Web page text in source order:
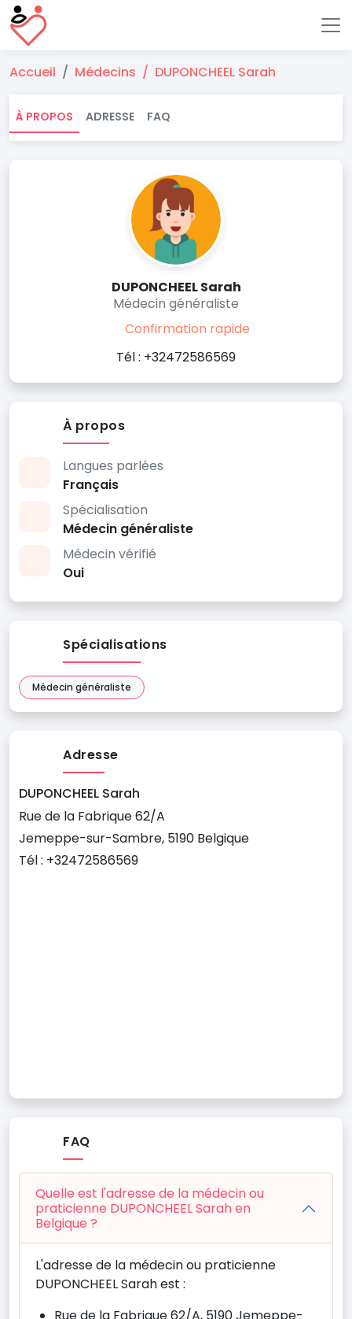
Accueil Médecins DUPONCHEEL Sarah
À PROPOS ADRESSE FAQ
DUPONCHEEL Sarah
Médecin généraliste
Confirmation rapide
Tél : +32472586569
À propos
Langues parlées
Français
Spécialisation
Médecin généraliste
Médecin vérifié
Oui
Spécialisations
Médecin généraliste
Adresse
DUPONCHEEL Sarah
Rue de la Fabrique 62/A
Jemeppe-sur-Sambre, 5190 Belgique
Tél : +32472586569
FAQ
Quelle est l'adresse de la médecin ou
praticienne DUPONCHEEL Sarah en
Belgique ?
L'adresse de la médecin ou praticienne
DUPONCHEEL Sarah est :